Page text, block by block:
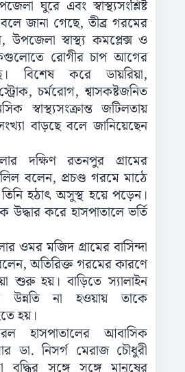
ঘুরে এবং স্বাস্থ্যসংশ্লিষ্ট
জানা গেছে, তীব্র গরমের
উপজেলা স্বাস্থ্য কমপ্লেক্স ও
রোগীর চাপ আগের
বিশেষ করে ডায়রিয়া,
চর্মরোগ, শ্বাসকষ্টজনিত
স্বাস্থ্যসংক্রান্ত জটিলতায়
বাড়ছে বলে জানিয়েছেন
দক্ষিণ রতনপুর গ্রামের
বলেন, প্রচণ্ড গরমে মাঠে
হঠাৎ অসুস্থ হয়ে পড়েন।
উদ্ধার করে হাসপাতালে ভর্তি
ওমর মজিদ গ্রামের বাসিন্দা
অতিরিক্ত গরমের কারণে
শুরু হয়। বাড়িতে স্যালাইন
উন্নতি না হওয়ায় তাকে
হয়।
হাসপাতালের আবাসিক
ডা. নিসর্গ মেরাজ চৌধুরী